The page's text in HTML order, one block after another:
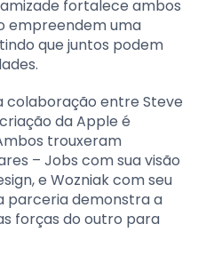
fortalece ambos
empreendem uma
que juntos podem
colaboração entre Steve
da Apple é
trouxeram
– Jobs com sua visão
e Wozniak com seu
parceria demonstra a
forças do outro para